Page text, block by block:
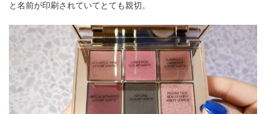
と名前が印刷されていてとても親切。